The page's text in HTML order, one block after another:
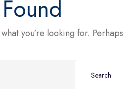
you’re looking for. Perhaps